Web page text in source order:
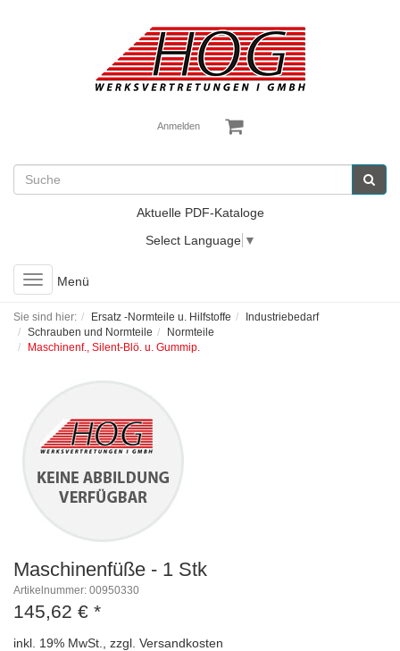
Anmelden
Aktuelle PDF-Kataloge
Select Language ▼
Toggle
navigation
Menü
Sie sind hier: Ersatz -Normteile u. Hilfstoffe
Industriebedarf
Schrauben und Normteile
Normteile
Maschinenf., Silent-Blö. u. Gummip.
Maschinenfüße - 1 Stk
Artikelnummer: 00950330
145,62 € *
inkl. 19% MwSt., zzgl. Versandkosten